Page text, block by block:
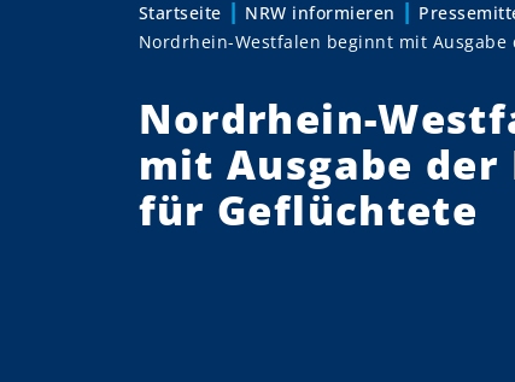
Sie sind hier:
Startseite NRW informieren
Nordrhein-Westfalen beginnt mit
Nordrhein-
mit Ausgabe
für Geflüchtete